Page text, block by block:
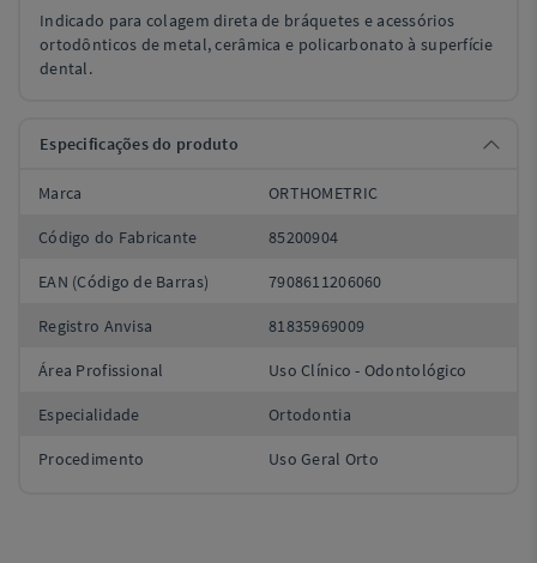
Indicado para colagem direta de bráquetes e acessórios
ortodônticos de metal, cerâmica e policarbonato à superfície
dental.
Especificações do produto
Marca ORTHOMETRIC
Código do Fabricante 85200904
EAN (Código de Barras) 7908611206060
Registro Anvisa 81835969009
Área Profissional Uso Clínico - Odontológico
Especialidade Ortodontia
Procedimento Uso Geral Orto